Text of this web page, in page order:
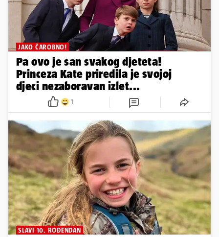
JAKO ČAROBNO!
Pa ovo je san svakog djeteta!
Princeza Kate priredila je svojoj
djeci nezaboravan izlet...
1
SLAVI 10. ROĐENDAN